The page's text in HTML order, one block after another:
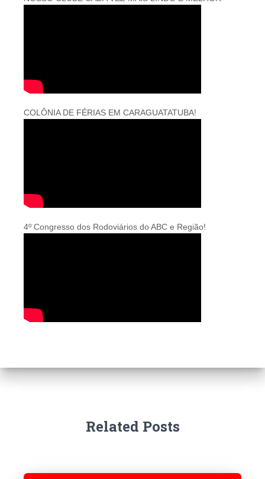
COLÔNIA DE FÉRIAS EM CARAGUATATUBA!
4º Congresso dos Rodoviários do ABC e Região!
Related Posts